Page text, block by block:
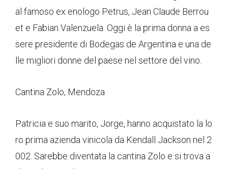
al famoso ex enologo Petrus, Jean Claude Berrou
et e Fabian Valenzuela. Oggi è la prima donna a es
sere presidente di Bodegas de Argentina e una de
lle migliori donne del paese nel settore del vino.
Cantina Zolo, Mendoza
Patricia e suo marito, Jorge, hanno acquistato la lo
ro prima azienda vinicola da Kendall Jackson nel 2
002. Sarebbe diventata la cantina Zolo e si trova a